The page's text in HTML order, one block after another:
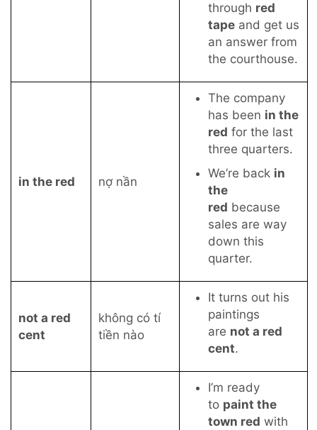
through red
tape and get us
an answer from
the courthouse.
in the red nợ nần
The company
has been in the
red for the last
three quarters.
We’re back in
the
red because
sales are way
down this
quarter.
not a red
cent
không có tí
tiền nào
It turns out his
paintings
are not a red
cent.
I’m ready
to paint the
town red with